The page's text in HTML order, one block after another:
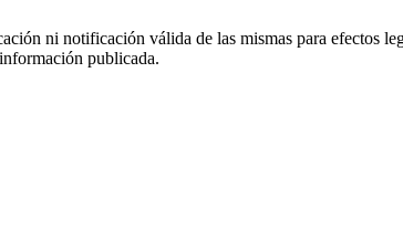
ni notificación válida de las mismas para efectos
publicada.